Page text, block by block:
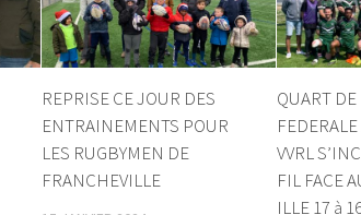
REPRISE CE JOUR DES
ENTRAINEMENTS POUR
LES RUGBYMEN DE
FRANCHEVILLE
QUART
VVRL
FIL FACE
ILLE 17 à